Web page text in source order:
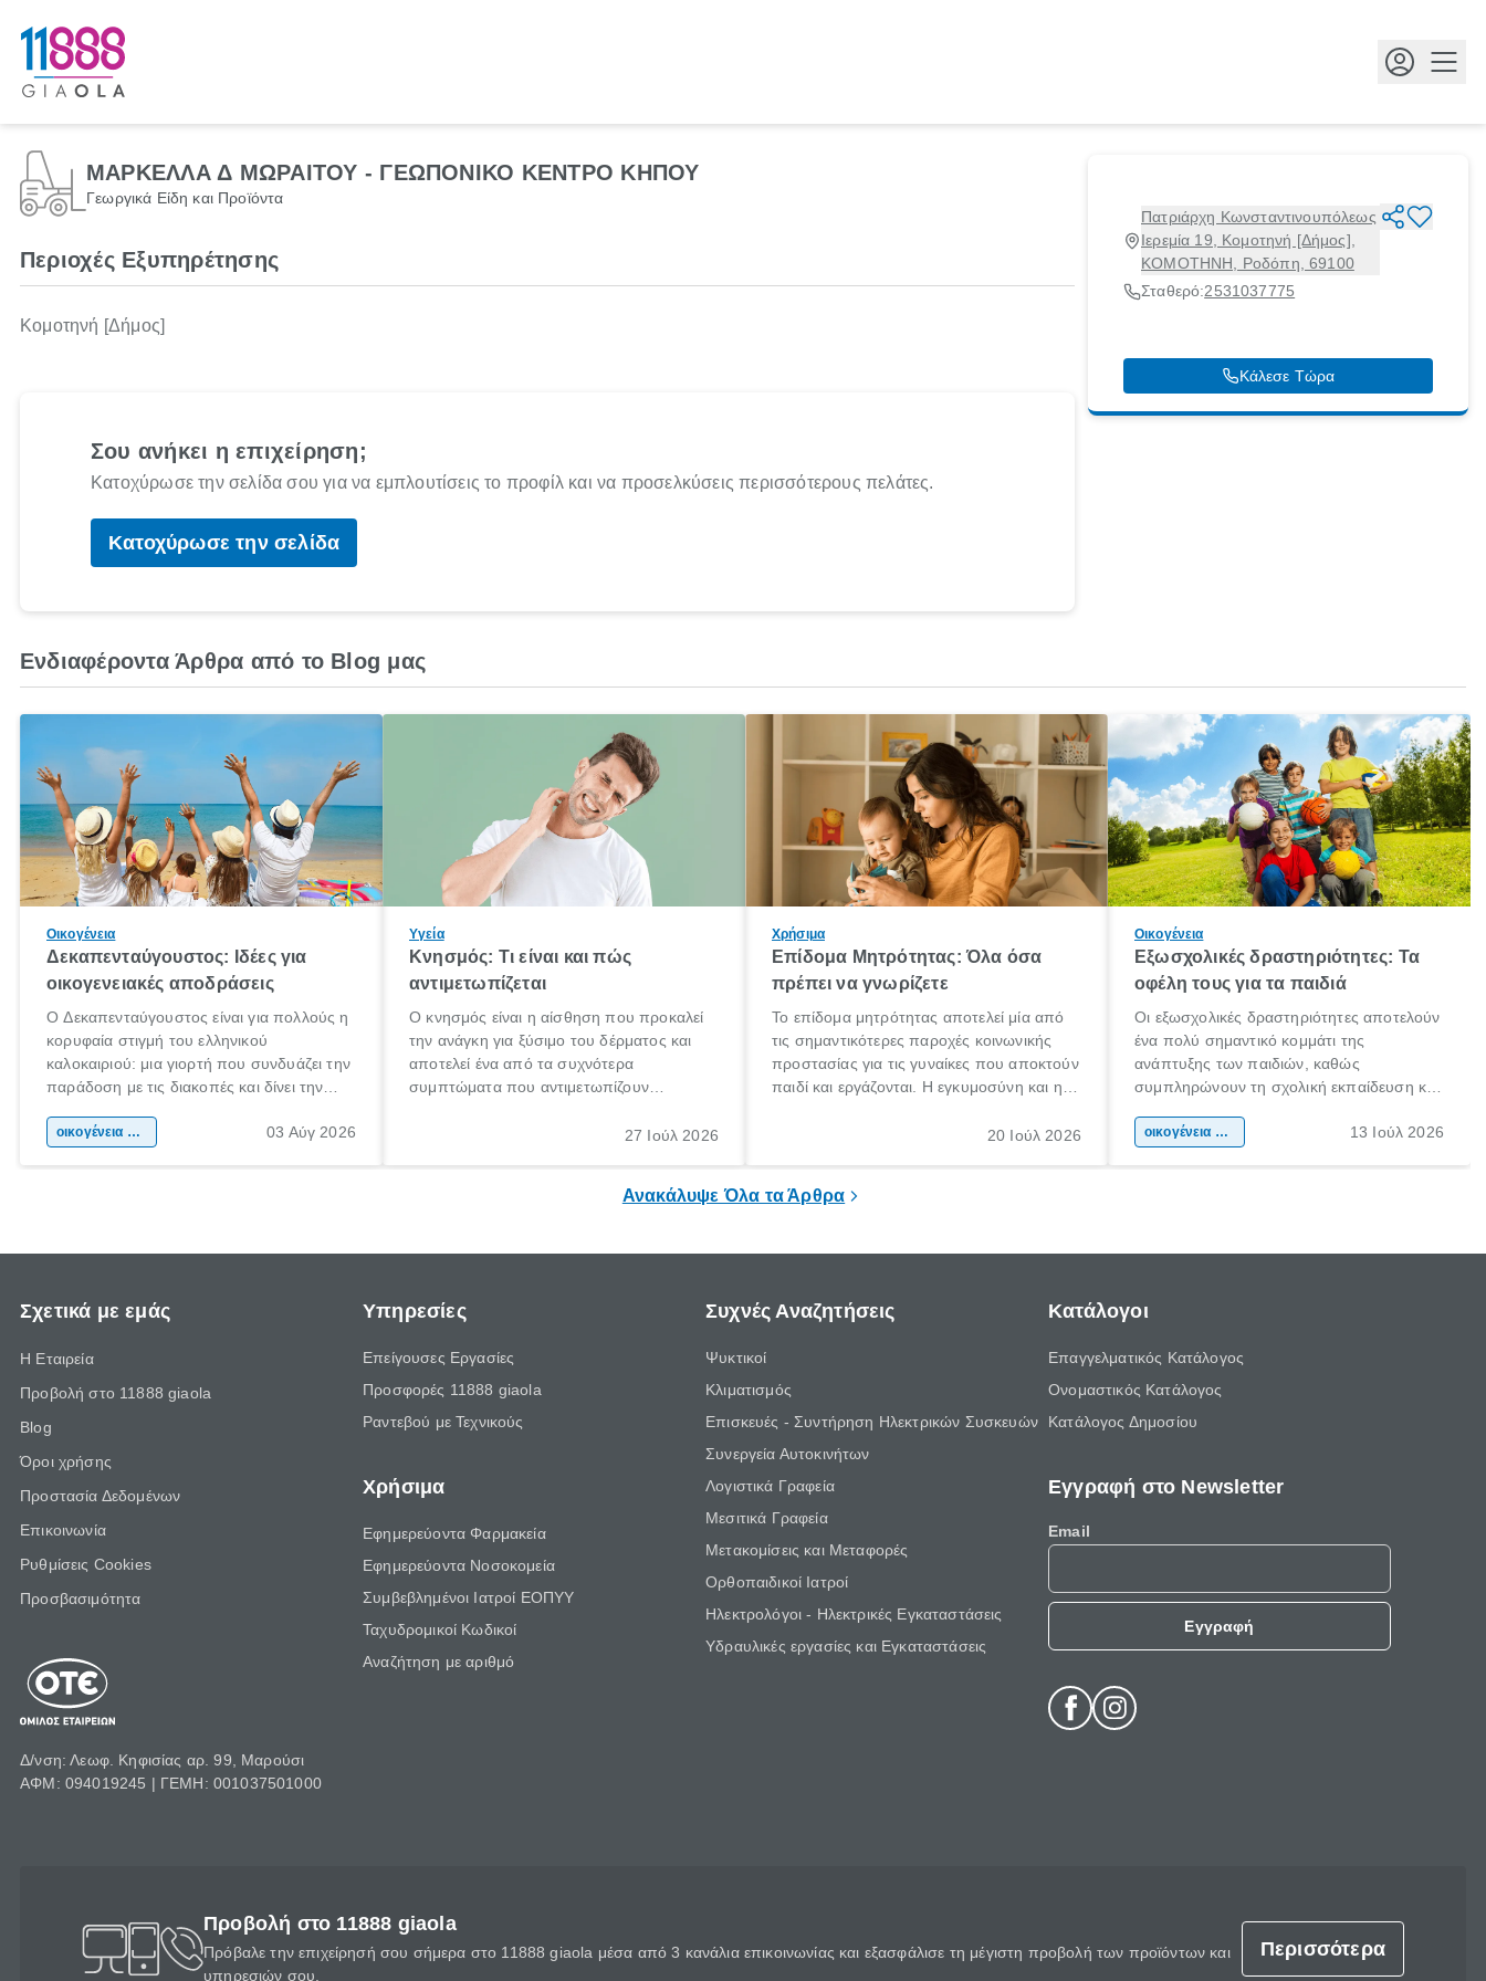
ΜΑΡΚΕΛΛΑ Δ ΜΩΡΑΙΤΟΥ - ΓΕΩΠΟΝΙΚΟ ΚΕΝΤΡΟ ΚΗΠΟΥ
Γεωργικά Είδη και Προϊόντα
Πατριάρχη Κωνσταντινουπόλεως
Ιερεμία 19, Κομοτηνή [Δήμος],
ΚΟΜΟΤΗΝΗ, Ροδόπη, 69100
Σταθερό:2531037775
Κάλεσε Τώρα
Περιοχές Εξυπηρέτησης
Κομοτηνή [Δήμος]
Σου ανήκει η επιχείρηση;
Κατοχύρωσε την σελίδα σου για να εμπλουτίσεις το προφίλ και να προσελκύσεις περισσότερους πελάτες.
Κατοχύρωσε την σελίδα
Ενδιαφέροντα Άρθρα από το Blog μας
Οικογένεια
Δεκαπενταύγουστος: Ιδέες για
οικογενειακές αποδράσεις
Ο Δεκαπενταύγουστος είναι για πολλούς η
κορυφαία στιγμή του ελληνικού
καλοκαιριού: μια γιορτή που συνδυάζει την
παράδοση με τις διακοπές και δίνει την
χώρας. Είτε πρόκειται για λίγες μέρες
οικογένεια & παιδί 03 Αύγ 2026
Υγεία
Κνησμός: Τι είναι και πώς
αντιμετωπίζεται
Ο κνησμός είναι η αίσθηση που προκαλεί
την ανάγκη για ξύσιμο του δέρματος και
αποτελεί ένα από τα συχνότερα
συμπτώματα που αντιμετωπίζουν
πληροφορίες για το «κνησμός τι είναι»,
27 Ιούλ 2026
Χρήσιμα
Επίδομα Μητρότητας: Όλα όσα
πρέπει να γνωρίζετε
Το επίδομα μητρότητας αποτελεί μία από
τις σημαντικότερες παροχές κοινωνικής
προστασίας για τις γυναίκες που αποκτούν
παιδί και εργάζονται. Η εγκυμοσύνη και η
σημαντική περίοδος στη ζωή κάθε20 Ιούλ 2026
Οικογένεια
Εξωσχολικές δραστηριότητες: Τα
οφέλη τους για τα παιδιά
Οι εξωσχολικές δραστηριότητες αποτελούν
ένα πολύ σημαντικό κομμάτι της
ανάπτυξης των παιδιών, καθώς
συμπληρώνουν τη σχολική εκπαίδευση και
της προσωπικότητας, της κοινωνικότητας
οικογένεια & παιδί 13 Ιούλ 2026
Ανακάλυψε Όλα τα Άρθρα
Σχετικά με εμάς
Η Εταιρεία
Προβολή στο 11888 giaola
Blog
Όροι χρήσης
Προστασία Δεδομένων
Επικοινωνία
Ρυθμίσεις Cookies
Προσβασιμότητα
Δ/νση: Λεωφ. Κηφισίας αρ. 99, Μαρούσι
ΑΦΜ: 094019245 | ΓΕΜΗ: 001037501000
Υπηρεσίες
Επείγουσες Εργασίες
Προσφορές 11888 giaola
Ραντεβού με Τεχνικούς
Χρήσιμα
Εφημερεύοντα Φαρμακεία
Εφημερεύοντα Νοσοκομεία
Συμβεβλημένοι Ιατροί ΕΟΠΥΥ
Ταχυδρομικοί Κωδικοί
Αναζήτηση με αριθμό
Συχνές Αναζητήσεις
Ψυκτικοί
Κλιματισμός
Επισκευές - Συντήρηση Ηλεκτρικών Συσκευών
Συνεργεία Αυτοκινήτων
Λογιστικά Γραφεία
Μεσιτικά Γραφεία
Μετακομίσεις και Μεταφορές
Ορθοπαιδικοί Ιατροί
Ηλεκτρολόγοι - Ηλεκτρικές Εγκαταστάσεις
Υδραυλικές εργασίες και Εγκαταστάσεις
Κατάλογοι
Επαγγελματικός Κατάλογος
Ονομαστικός Κατάλογος
Κατάλογος Δημοσίου
Εγγραφή στο Newsletter
Email
Εγγραφή
Προβολή στο 11888 giaola
Πρόβαλε την επιχείρησή σου σήμερα στο 11888 giaola μέσα από 3 κανάλια επικοινωνίας και εξασφάλισε τη μέγιστη προβολή των προϊόντων και
υπηρεσιών σου.
Περισσότερα